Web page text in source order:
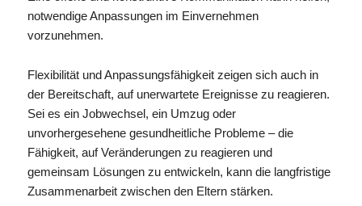
notwendige Anpassungen im Einvernehmen
vorzunehmen.
Flexibilität und Anpassungsfähigkeit zeigen sich auch in
der Bereitschaft, auf unerwartete Ereignisse zu reagieren.
Sei es ein Jobwechsel, ein Umzug oder
unvorhergesehene gesundheitliche Probleme – die
Fähigkeit, auf Veränderungen zu reagieren und
gemeinsam Lösungen zu entwickeln, kann die langfristige
Zusammenarbeit zwischen den Eltern stärken.